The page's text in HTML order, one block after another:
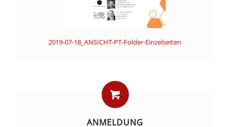
2019-07-18_ANSICHT-PT-Folder-Einzelseiten
ANMELDUNG